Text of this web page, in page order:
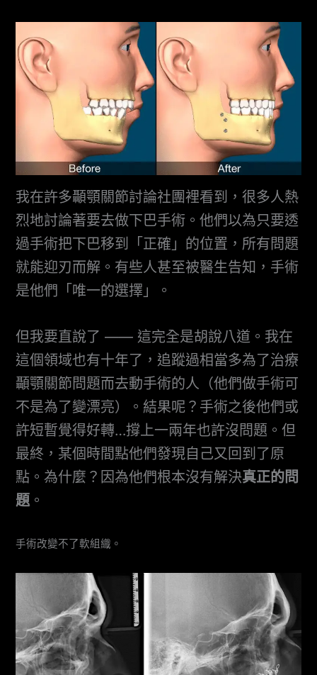
我在許多顳顎關節討論社團裡看到，很多人熱
烈地討論著要去做下巴手術。他們以為只要透
過手術把下巴移到「正確」的位置，所有問題
就能迎刃而解。有些人甚至被醫生告知，手術
是他們「唯一的選擇」。
但我要直說了 —— 這完全是胡說八道。我在
這個領域也有十年了，追蹤過相當多為了治療
顳顎關節問題而去動手術的人（他們做手術可
不是為了變漂亮）。結果呢？手術之後他們或
許短暫覺得好轉…撐上一兩年也許沒問題。但
最終，某個時間點他們發現自己又回到了原
點。為什麼？因為他們根本沒有解決真正的問
題 。
手術改變不了軟組織。